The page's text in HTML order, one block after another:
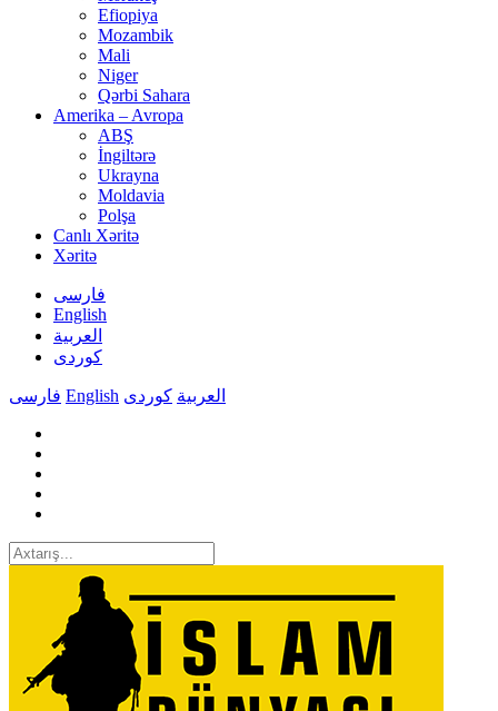
Efiopiya
Mozambik
Mali
Niger
Qərbi Sahara
Amerika – Avropa
ABŞ
İngiltərə
Ukrayna
Moldavia
Polşa
Canlı Xəritə
Xəritə
فارسی
English
العربیة
کوردی
فارسی English العربیة کوردی